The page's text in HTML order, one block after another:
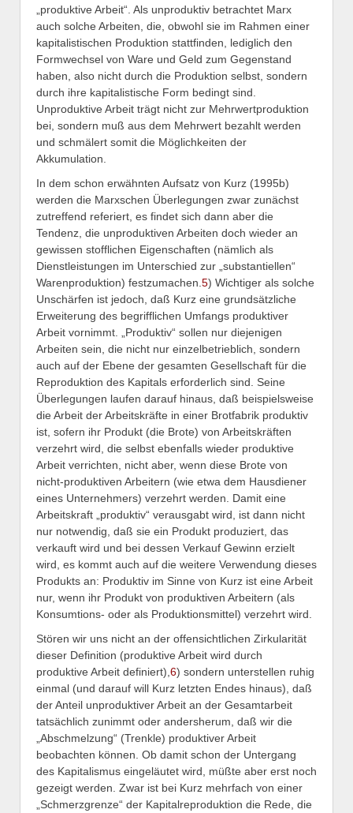
„produktive Arbeit“. Als unproduktiv betrachtet Marx
auch solche Arbeiten, die, obwohl sie im Rahmen einer
kapitalistischen Produktion stattfinden, lediglich den
Formwechsel von Ware und Geld zum Gegenstand
haben, also nicht durch die Produktion selbst, sondern
durch ihre kapitalistische Form bedingt sind.
Unproduktive Arbeit trägt nicht zur Mehrwertproduktion
bei, sondern muß aus dem Mehrwert bezahlt werden
und schmälert somit die Möglichkeiten der
Akkumulation.
In dem schon erwähnten Aufsatz von Kurz (1995b)
werden die Marxschen Überlegungen zwar zunächst
zutreffend referiert, es findet sich dann aber die
Tendenz, die unproduktiven Arbeiten doch wieder an
gewissen stofflichen Eigenschaften (nämlich als
Dienstleistungen im Unterschied zur „substantiellen“
Warenproduktion) festzumachen. 5) Wichtiger als solche
Unschärfen ist jedoch, daß Kurz eine grundsätzliche
Erweiterung des begrifflichen Umfangs produktiver
Arbeit vornimmt. „Produktiv“ sollen nur diejenigen
Arbeiten sein, die nicht nur einzelbetrieblich, sondern
auch auf der Ebene der gesamten Gesellschaft für die
Reproduktion des Kapitals erforderlich sind. Seine
Überlegungen laufen darauf hinaus, daß beispielsweise
die Arbeit der Arbeitskräfte in einer Brotfabrik produktiv
ist, sofern ihr Produkt (die Brote) von Arbeitskräften
verzehrt wird, die selbst ebenfalls wieder produktive
Arbeit verrichten, nicht aber, wenn diese Brote von
nicht-produktiven Arbeitern (wie etwa dem Hausdiener
eines Unternehmers) verzehrt werden. Damit eine
Arbeitskraft „produktiv“ verausgabt wird, ist dann nicht
nur notwendig, daß sie ein Produkt produziert, das
verkauft wird und bei dessen Verkauf Gewinn erzielt
wird, es kommt auch auf die weitere Verwendung dieses
Produkts an: Produktiv im Sinne von Kurz ist eine Arbeit
nur, wenn ihr Produkt von produktiven Arbeitern (als
Konsumtions- oder als Produktionsmittel) verzehrt wird.
Stören wir uns nicht an der offensichtlichen Zirkularität
dieser Definition (produktive Arbeit wird durch
produktive Arbeit definiert), 6) sondern unterstellen ruhig
einmal (und darauf will Kurz letzten Endes hinaus), daß
der Anteil unproduktiver Arbeit an der Gesamtarbeit
tatsächlich zunimmt oder andersherum, daß wir die
„Abschmelzung“ (Trenkle) produktiver Arbeit
beobachten können. Ob damit schon der Untergang
des Kapitalismus eingeläutet wird, müßte aber erst noch
gezeigt werden. Zwar ist bei Kurz mehrfach von einer
„Schmerzgrenze“ der Kapitalreproduktion die Rede, die